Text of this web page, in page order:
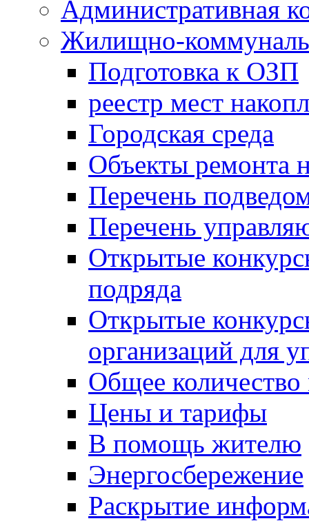
Административная
Жилищно-
Подготовка к ОЗП
реестр мест
Городская среда
Объекты ремонта
Перечень
Перечень
Открытые
подряда
Открытые
организаций для
Общее
Цены и тарифы
В помощь жителю
Энергосбережение
Раскрытие